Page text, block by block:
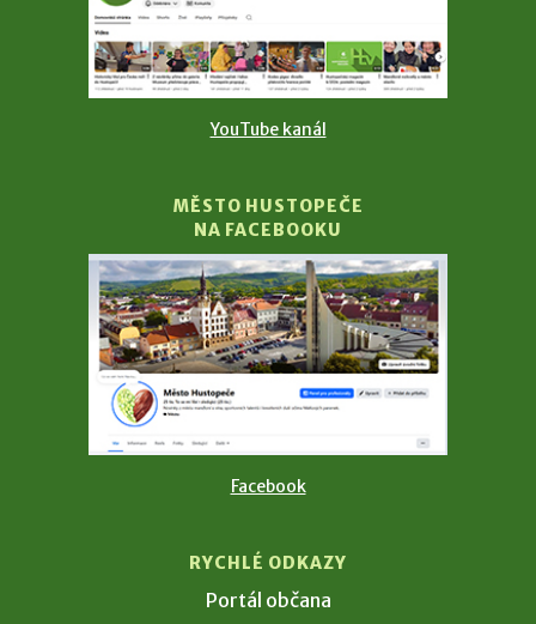
YouTube kanál
MĚSTO HUSTOPEČE
NA FACEBOOKU
Facebook
RYCHLÉ ODKAZY
Portál občana